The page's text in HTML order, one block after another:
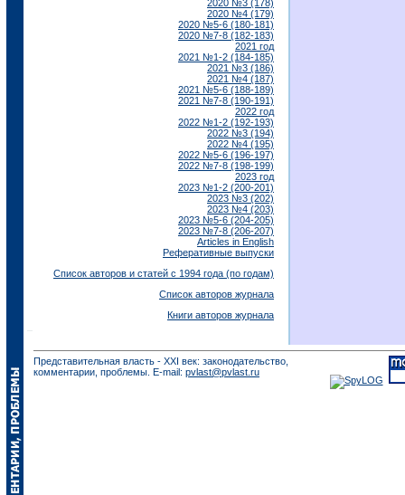
2020 №3 (178)
2020 №4 (179)
2020 №5-6 (180-181)
2020 №7-8 (182-183)
2021 год
2021 №1-2 (184-185)
2021 №3 (186)
2021 №4 (187)
2021 №5-6 (188-189)
2021 №7-8 (190-191)
2022 год
2022 №1-2 (192-193)
2022 №3 (194)
2022 №4 (195)
2022 №5-6 (196-197)
2022 №7-8 (198-199)
2023 год
2023 №1-2 (200-201)
2023 №3 (202)
2023 №4 (203)
2023 №5-6 (204-205)
2023 №7-8 (206-207)
Articles in English
Реферативные выпуски
Список авторов и статей с 1994 года (по годам)
Список авторов журнала
Книги авторов журнала
Представительная власть - XXI век: законодательство,
комментарии, проблемы. E-mail: pvlast@pvlast.ru